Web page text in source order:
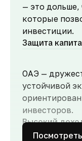
— это дольше,
которые
инвестиции.
Защита
ОАЭ —
устойчивой
инвесторов.
Высокий
аренды